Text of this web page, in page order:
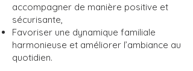
accompagner de manière positive et
sécurisante,
Favoriser une dynamique familiale
harmonieuse et améliorer l’ambiance au
quotidien.